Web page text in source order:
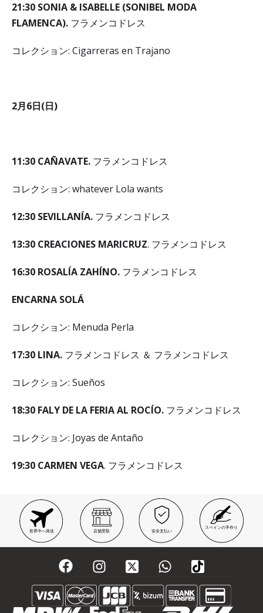
21:30 SONIA & ISABELLE (SONIBEL MODA
FLAMENCA). フラメンコドレス
コレクション: Cigarreras en Trajano
2月6日(日)
11:30 CAÑAVATE. フラメンコドレス
コレクション: whatever Lola wants
12:30 SEVILLANÍA. フラメンコドレス
13:30 CREACIONES MARICRUZ. フラメンコドレス
16:30 ROSALÍA ZAHÍNO. フラメンコドレス
ENCARNA SOLÁ
コレクション: Menuda Perla
17:30 LINA. フラメンコドレス ＆ フラメンコドレス
コレクション: Sueños
18:30 FALY DE LA FERIA AL ROCÍO. フラメンコドレス
コレクション: Joyas de Antaño
19:30 CARMEN VEGA. フラメンコドレス
世界中へ発送 店舗受取 安全支払い
スペインの手作り